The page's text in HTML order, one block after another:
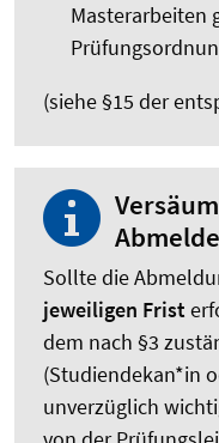
Masterarbeiten
(siehe §15 der
Sollte die
jeweiligen Frist
dem nach §3
(Studiendekan*in
unverzüglich